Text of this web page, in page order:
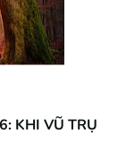
KHI VŨ TRỤ